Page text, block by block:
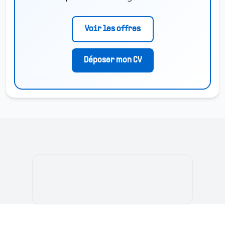
Voir les offres
Déposer mon CV